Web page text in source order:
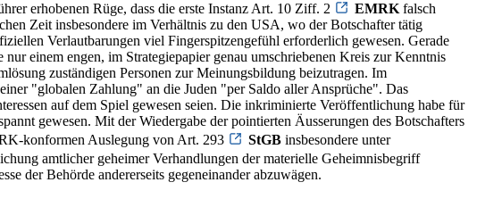
erhobenen Rüge, dass die erste Instanz Art. 10 Ziff. 2 EMRK falsch
Zeit insbesondere im Verhältnis zu den USA, wo der Botschafter tätig
Verlautbarungen viel Fingerspitzengefühl erforderlich gewesen. Gerade
einem engen, im Strategiepapier genau umschriebenen Kreis zur Kenntnis
zuständigen Personen zur Meinungsbildung beizutragen. Im
"globalen Zahlung" an die Juden "per Saldo aller Ansprüche". Das
auf dem Spiel gewesen seien. Die inkriminierte Veröffentlichung habe für
gewesen. Mit der Wiedergabe der pointierten Äusserungen des Botschafters
konformen Auslegung von Art. 293
StGB insbesondere unter
amtlicher geheimer Verhandlungen der materielle Geheimnisbegriff
der Behörde andererseits gegeneinander abzuwägen.